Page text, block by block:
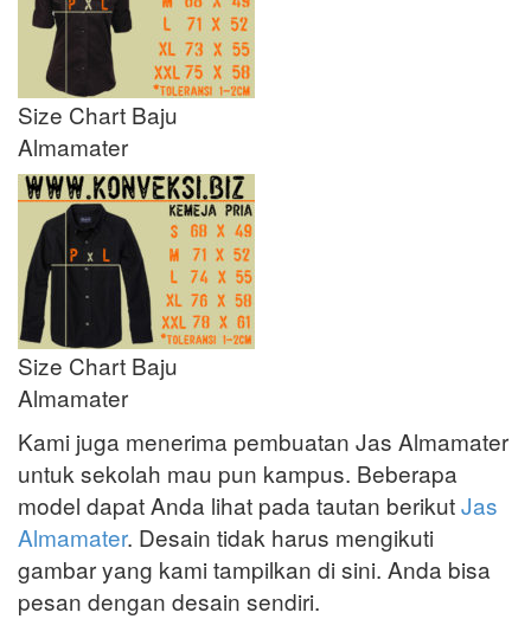
Size Chart Baju
Almamater
Size Chart Baju
Almamater
Kami juga menerima pembuatan Jas Almamater
untuk sekolah mau pun kampus. Beberapa
model dapat Anda lihat pada tautan berikutJas
Almamater. Desain tidak harus mengikuti
gambar yang kami tampilkan di sini. Anda bisa
pesan dengan desain sendiri.